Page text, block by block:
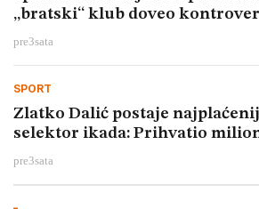
„bratski“ klub doveo
pre3sata
SPORT
Zlatko Dalić postaje
selektor ikada: Prihvatio
pre3sata